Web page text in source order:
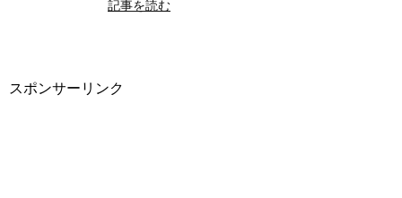
記事を読む
スポンサーリンク